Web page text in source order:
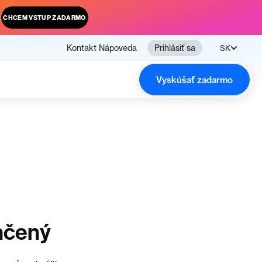
CHCEM VSTUP ZADARMO
Kontakt Nápoveda Prihlásiť sa SK
Vyskúšať zadarmo